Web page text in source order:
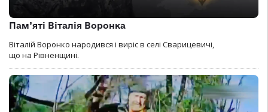
Пам’яті Віталія Воронка
Віталій Воронко народився і виріс в селі Сварицевичі,
що на Рівненщині.